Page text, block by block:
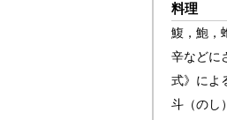
料理
鰒，鮑，
辛などに
式》によ
斗（のし